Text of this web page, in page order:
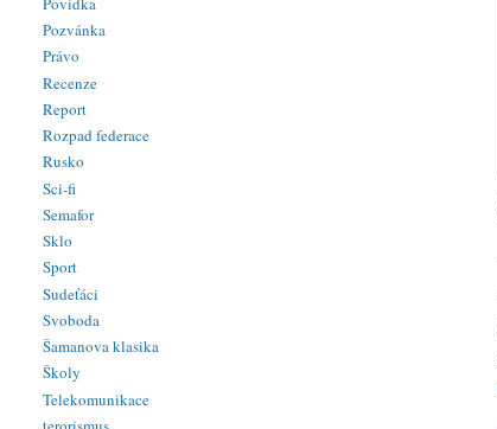
Pozvánka
Právo
Recenze
Report
Rozpad federace
Rusko
Sci-fi
Semafor
Sklo
Sport
Sudeťáci
Svoboda
Šamanova klasika
Školy
Telekomunikace